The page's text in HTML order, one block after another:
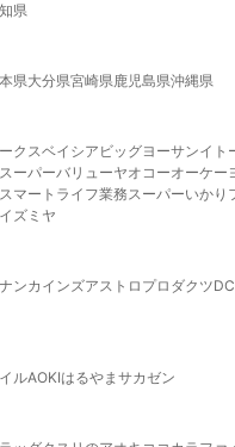
県
県大分県宮崎県鹿児島県沖縄県
クスベイシア ビッグヨーサンイト
スーパーバリューヤオコーオーケー
マート ライフ業務スーパーいかり
イズミヤ
ンカインズアストロプロダクツ
ルAOKIはるやま サカゼン